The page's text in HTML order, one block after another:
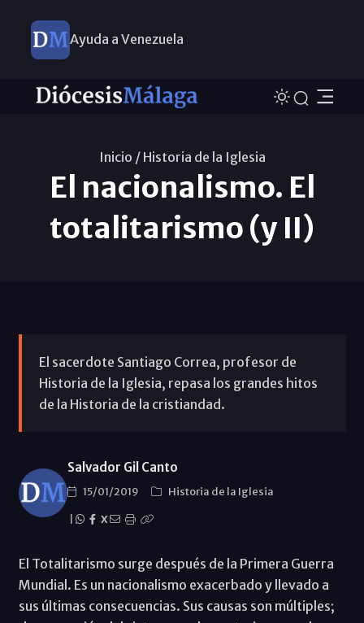
Ayuda a Venezuela
Inicio / Historia de la Iglesia
El nacionalismo. El
totalitarismo (y II)
El sacerdote Santiago Correa, profesor de
Historia de la Iglesia, repasa los grandes hitos
de la Historia de la cristiandad.
Salvador Gil Canto
15/01/2019
Historia de la Iglesia
X
El Totalitarismo surge después de la Primera Guerra
Mundial. Es un nacionalismo exacerbado y llevado a
sus últimas consecuencias. Sus causas son múltiples;